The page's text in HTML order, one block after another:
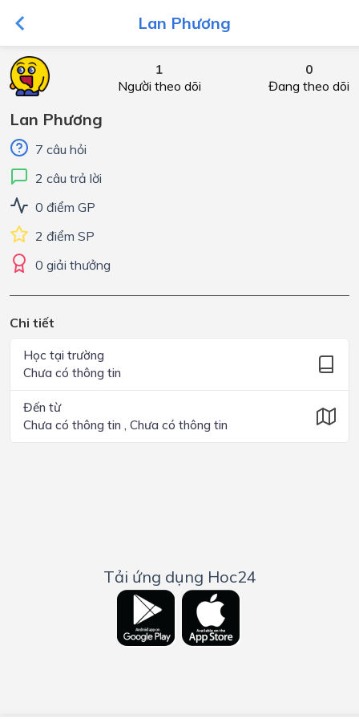
Lan Phương
1
Người theo dõi
0
Đang theo dõi
Lan Phương
7 câu hỏi
2 câu trả lời
0 điểm GP
2 điểm SP
0 giải thưởng
Chi tiết
Học tại trường
Chưa có thông tin
Đến từ
Chưa có thông tin , Chưa có thông tin
Tải ứng dụng Hoc24